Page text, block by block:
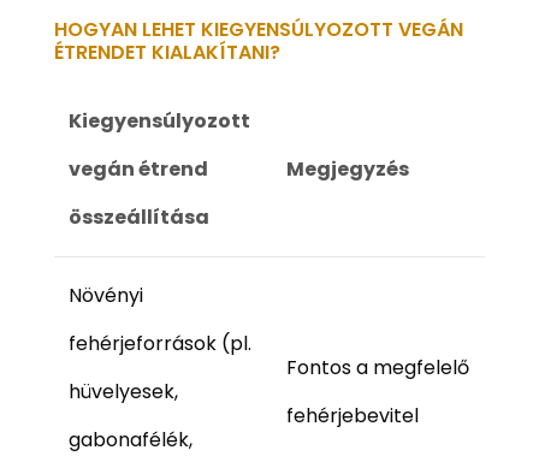
HOGYAN LEHET KIEGYENSÚLYOZOTT VEGÁN
ÉTRENDET KIALAKÍTANI?
Kiegyensúlyozott
vegán étrend
összeállítása
Megjegyzés
Növényi
fehérjeforrások (pl.
hüvelyesek,
gabonafélék,
Fontos a megfelelő
fehérjebevitel